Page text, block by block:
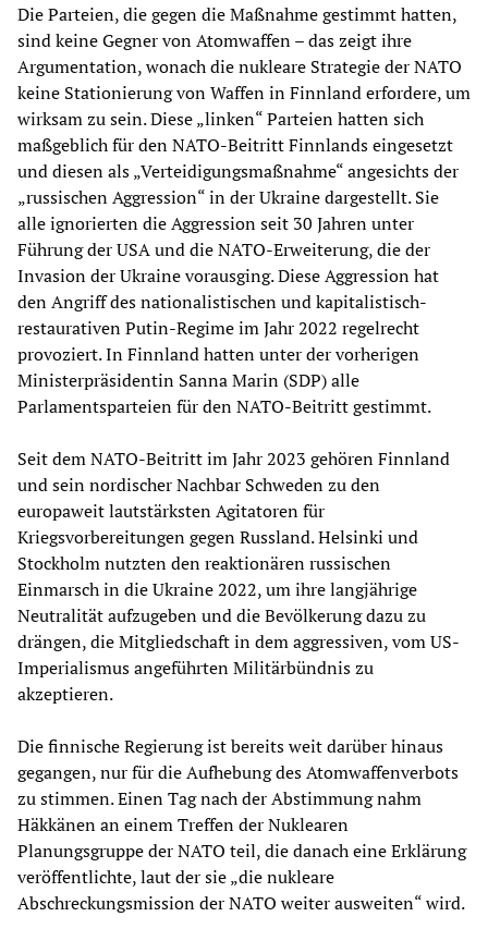
Die Parteien, die gegen die Maßnahme gestimmt hatten,
sind keine Gegner von Atomwaffen – das zeigt ihre
Argumentation, wonach die nukleare Strategie der NATO
keine Stationierung von Waffen in Finnland erfordere, um
wirksam zu sein. Diese „linken“ Parteien hatten sich
maßgeblich für den NATO-Beitritt Finnlands eingesetzt
und diesen als „Verteidigungsmaßnahme“ angesichts der
„russischen Aggression“ in der Ukraine dargestellt. Sie
alle ignorierten die Aggression seit 30 Jahren unter
Führung der USA und die NATO-Erweiterung, die der
Invasion der Ukraine vorausging. Diese Aggression hat
den Angriff des nationalistischen und kapitalistisch-
restaurativen Putin-Regime im Jahr 2022 regelrecht
provoziert. In Finnland hatten unter der vorherigen
Ministerpräsidentin Sanna Marin (SDP) alle
Parlamentsparteien für den NATO-Beitritt gestimmt.
Seit dem NATO-Beitritt im Jahr 2023 gehören Finnland
und sein nordischer Nachbar Schweden zu den
europaweit lautstärksten Agitatoren für
Kriegsvorbereitungen gegen Russland. Helsinki und
Stockholm nutzten den reaktionären russischen
Einmarsch in die Ukraine 2022, um ihre langjährige
Neutralität aufzugeben und die Bevölkerung dazu zu
drängen, die Mitgliedschaft in dem aggressiven, vom US-
Imperialismus angeführten Militärbündnis zu
akzeptieren.
Die finnische Regierung ist bereits weit darüber hinaus
gegangen, nur für die Aufhebung des Atomwaffenverbots
zu stimmen. Einen Tag nach der Abstimmung nahm
Häkkänen an einem Treffen der Nuklearen
Planungsgruppe der NATO teil, die danach eine Erklärung
veröffentlichte, laut der sie „die nukleare
Abschreckungsmission der NATO weiter ausweiten“ wird.